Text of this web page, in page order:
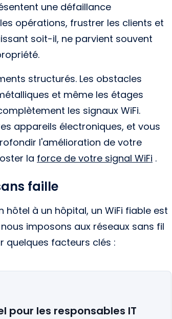
une défaillance
opérations, frustrer les clients et
soit-il, ne parvient souvent
structurés. Les obstacles
et même les étages
les signaux WiFi.
appareils électroniques, et vous
l'amélioration de votre
la force de votre signal WiFi .
faille
à un hôpital, un WiFi fiable est
imposons aux réseaux sans fil
quelques facteurs clés :
pour les responsables IT